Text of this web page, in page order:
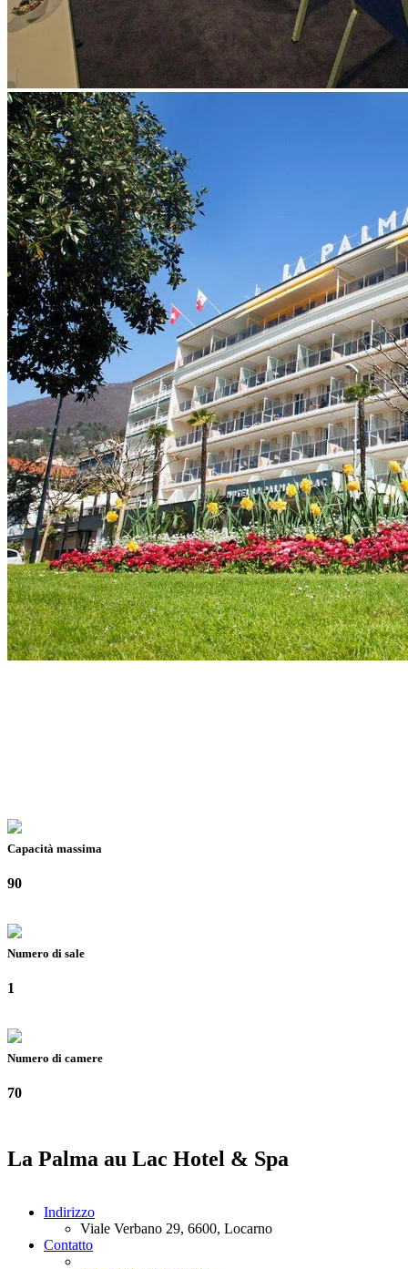
Capacità massima
90
Numero di sale
1
Numero di camere
70
La Palma au Lac Hotel & Spa
Indirizzo
Viale Verbano 29, 6600, Locarno
Contatto